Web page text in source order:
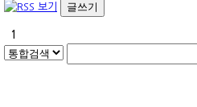
글쓰기
1